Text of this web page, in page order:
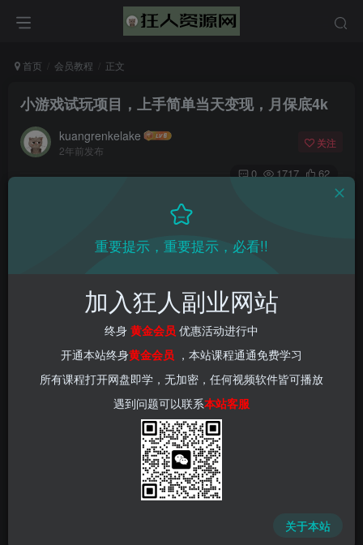
首页 会员教程 正文
小游戏试玩项目，上手简单当天变现，月保底4k
kuangrenkelake
2年前发布
关注
0 1717 62
📌 1000➕互联网副业项目教程，更多网赚项目，点击以下
链接进入本站首页：
中赚网 - 分享各大收费VIP网赚项目和创业教程 - 狂人资源
网
重要提示，重要提示，必看!!
加入狂人副业网站
终身 黄金会员 优惠活动进行中
开通本站终身黄金会员 ，本站课程通通免费学习
所有课程打开网盘即学，无加密，任何视频软件皆可播放
遇到问题可以联系本站客服
关于本站